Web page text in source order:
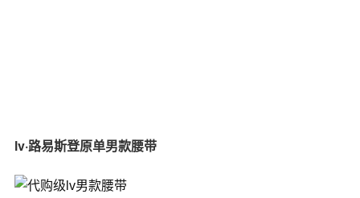
lv·路易斯登原单男款腰带